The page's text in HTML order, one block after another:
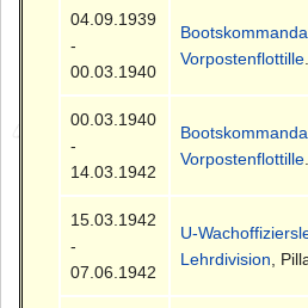
04.09.1939
-
00.03.1940
Vorpostenflottille
00.03.1940
-
14.03.1942
Vorpostenflottille
15.03.1942
-
07.06.1942
U-
Lehrdivision ,